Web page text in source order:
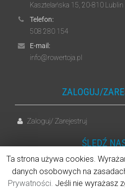
Kasztelańska 15, 20-810 Lublin
Telefon:
508 280 154
E-mail:
info@rowertoja.pl
ZALOGUJ/
Zaloguj/ Zarejestruj
ŚLEDŹ
Facebook
Ta strona używa cookies.
danych osobowych na
Prywatności. Jeśli nie wyrażasz